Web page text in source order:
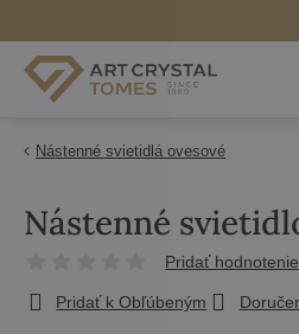
Nástenné svietidlá ovesové
Nástenné
Pridať hodnotenie
Pridať k Obľúbeným